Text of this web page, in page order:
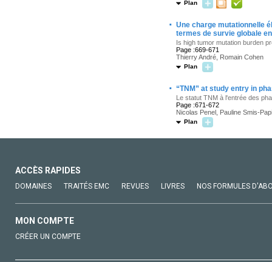
Plan
· Une charge mutationnelle
termes de survie globale
Is high tumor mutation burden
Page :669-671
Thierry André, Romain Cohen
Plan
· “TNM” at study entry in
Le statut TNM à l'entrée des
Page :671-672
Nicolas Penel, Pauline Smis-
Plan
ACCÈS RAPIDES
DOMAINES TRAITÉS EMC REVUES LIVRES NOS FORMULES
MON COMPTE
CRÉER UN COMPTE